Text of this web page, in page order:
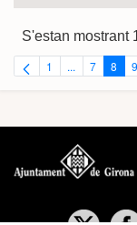
S'estan mostrant
Pàgina
1 ...Pàgines
Pàgina
7 8 9